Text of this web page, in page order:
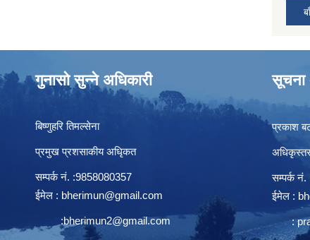
गुनासो सुन्ने अधिकारी
बिष्णुहरि तिमल्सेना
प्रमुख प्रशसाकीय अधिृकत
सम्पर्क न‌ं. :9858080357
ईमेल : bherimun@gmail.com
:bherimun2@gmail.com
सूचना
प्रकाश
सम्पर्क
ईमेल :
: